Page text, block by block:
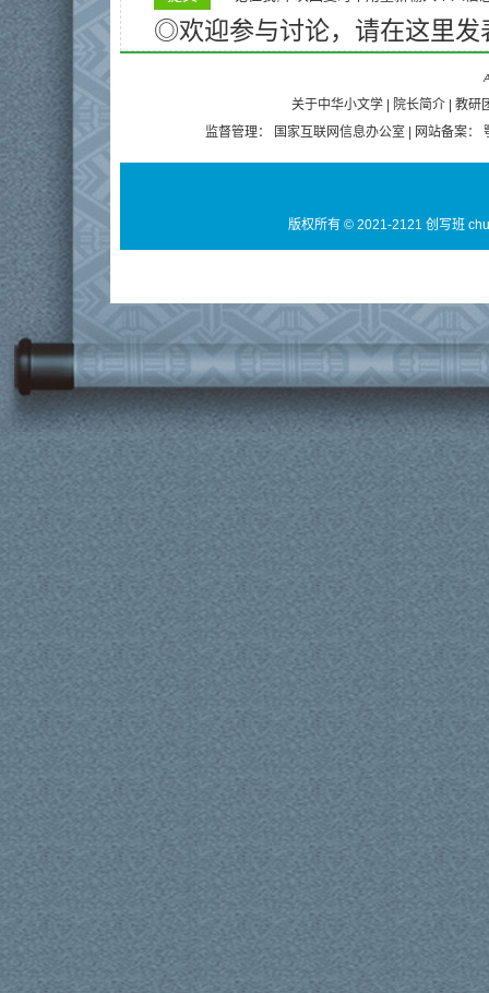
◎欢迎参与讨论，请在这里发
关于中华小文学 院长简介
教研
监督管理：
国家互联网信息办公室 | 网站备案：
版权所有 © 2021-2121 创写班